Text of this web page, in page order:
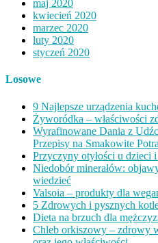
maj 2020
kwiecień 2020
marzec 2020
luty 2020
styczeń 2020
Losowe
9 Najlepsze urządzenia
Żyworódka – właściwości
Wyrafinowane Dania z
Przepisy na Smakowite
Przyczyny otyłości u
Niedobór minerałów:
wiedzieć
Valsoia – produkty dla
5 Zdrowych i pysznych
Dieta na brzuch dla
Chleb orkiszowy – zdrowy